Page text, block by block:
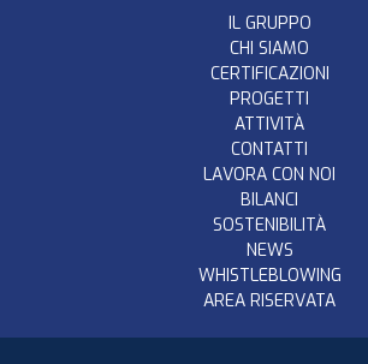
IL GRUPPO
CHI SIAMO
CERTIFICAZIONI
PROGETTI
ATTIVITÀ
CONTATTI
LAVORA CON NOI
BILANCI
SOSTENIBILITÀ
NEWS
WHISTLEBLOWING
AREA RISERVATA